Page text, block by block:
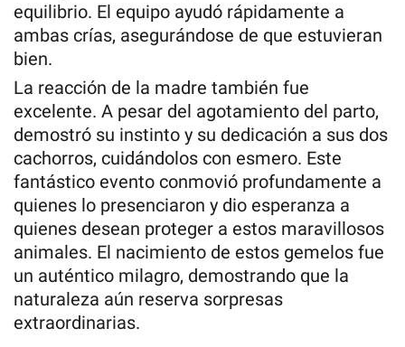
equilibrio. El equipo ayudó rápidamente a
ambas crías, asegurándose de que estuvieran
bien.
La reacción de la madre también fue
excelente. A pesar del agotamiento del parto,
demostró su instinto y su dedicación a sus dos
cachorros, cuidándolos con esmero. Este
fantástico evento conmovió profundamente a
quienes lo presenciaron y dio esperanza a
quienes desean proteger a estos maravillosos
animales. El nacimiento de estos gemelos fue
un auténtico milagro, demostrando que la
naturaleza aún reserva sorpresas
extraordinarias.